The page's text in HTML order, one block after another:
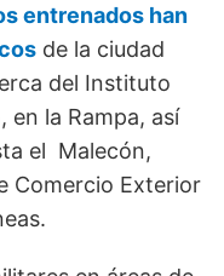
entrenados han
de la ciudad
del Instituto
en la Rampa, así
el Malecón,
Comercio Exterior